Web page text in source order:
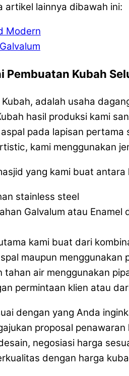
artikel lainnya dibawah ini:
Modern
Pembuatan Kubah
adalah usaha
hasil produksi kami
pada lapisan
kami menggunakan
yang kami buat antara
stainless steel
Galvalum atau
kami buat dari
maupun menggunakan
air menggunakan
permintaan klien atau
dengan yang Anda
proposal
negosiasi harga
dengan harga